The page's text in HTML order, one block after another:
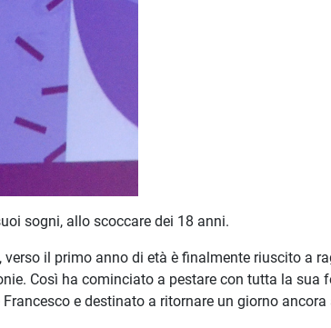
sogni, allo scoccare dei 18 anni.
il primo anno di età è finalmente riuscito a
Così ha cominciato a pestare con tutta la sua
e destinato a ritornare un giorno ancora